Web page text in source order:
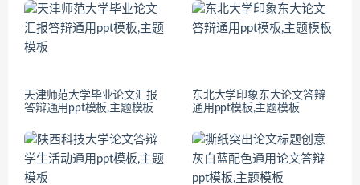
天津师范大学毕业论文汇报
答辩通用ppt模板,主题模板
东北大学印象东大论文答辩
通用ppt模板,主题模板